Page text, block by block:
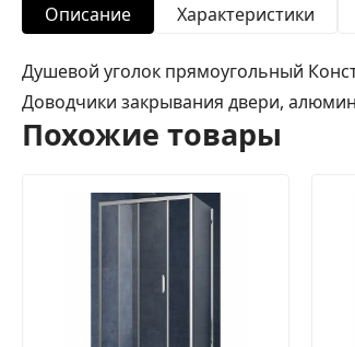
Описание Характеристики
Душевой уголок прямоугольный
Доводчики закрывания двери,
Похожие товары